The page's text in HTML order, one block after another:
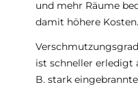
und mehr Räume
damit höhere Kosten.
ist schneller erledigt
B. stark